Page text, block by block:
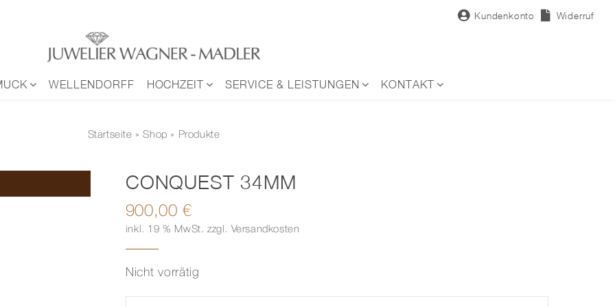
Kundenkonto Widerruf
WELLENDORFF HOCHZEIT SERVICE & LEISTUNGEN KONTAKT
Startseite »Shop » Produkte
CONQUEST 34MM
900,00€
inkl. 19 % MwSt. zzgl. Versandkosten
Nicht vorrätig